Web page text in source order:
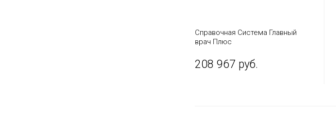
Справочная Система Главный
врач Плюс
208 967 руб.